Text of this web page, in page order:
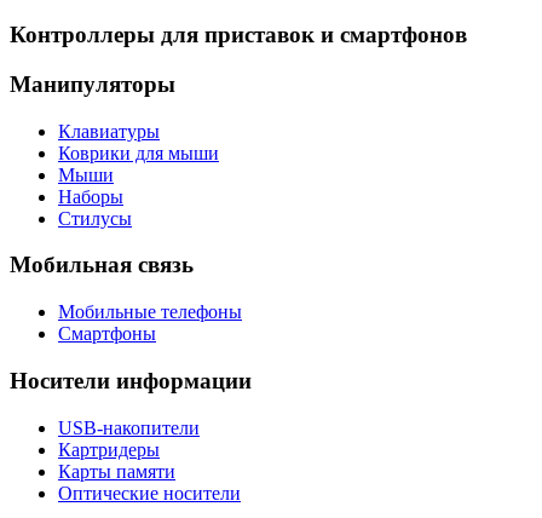
Контроллеры для приставок и смартфонов
Манипуляторы
Клавиатуры
Коврики для мыши
Мыши
Наборы
Стилусы
Мобильная связь
Мобильные телефоны
Смартфоны
Носители информации
USB-накопители
Картридеры
Карты памяти
Оптические носители